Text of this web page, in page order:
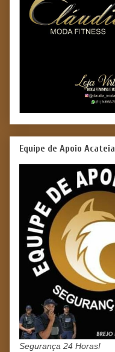
Equipe de Apoio Acateia
Segurança 24 Horas!